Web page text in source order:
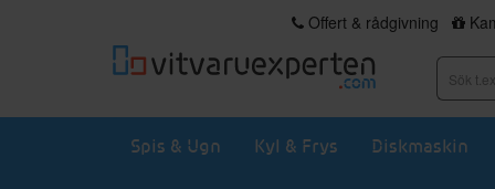
Offert & rådgivning
Spis & Ugn Kyl & Frys Diskmaskin